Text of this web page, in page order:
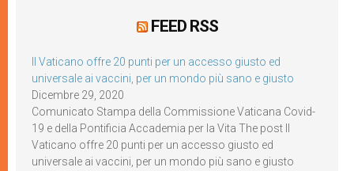
FEED RSS
Il Vaticano offre 20 punti per un accesso giusto ed
universale ai vaccini, per un mondo più sano e giusto
Dicembre 29, 2020
Comunicato Stampa della Commissione Vaticana Covid-
19 e della Pontificia Accademia per la Vita The post Il
Vaticano offre 20 punti per un accesso giusto ed
universale ai vaccini, per un mondo più sano e giusto